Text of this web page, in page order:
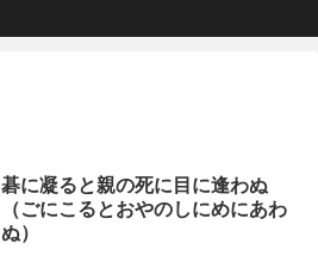
碁に凝ると親の死に目に逢わぬ
（ごにこるとおやのしにめにあわ
ぬ）